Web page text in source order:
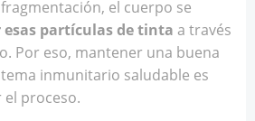
el cuerpo se
partículas de tinta a través
Por eso, mantener una buena
inmunitario saludable es
el proceso.